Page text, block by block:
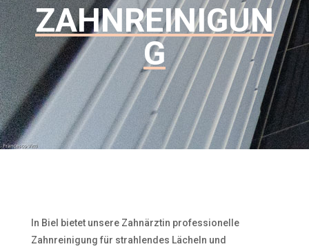
ZAHNREINIGUN
G
In Biel bietet unsere Zahnärztin professionelle
Zahnreinigung für strahlendes Lächeln und